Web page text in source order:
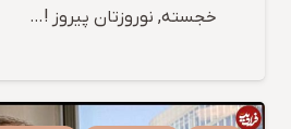
خجسته, نوروزتان پیروز !…